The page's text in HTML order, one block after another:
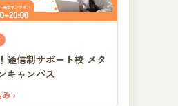
通信制サポート校 メタ
キャンパス
›